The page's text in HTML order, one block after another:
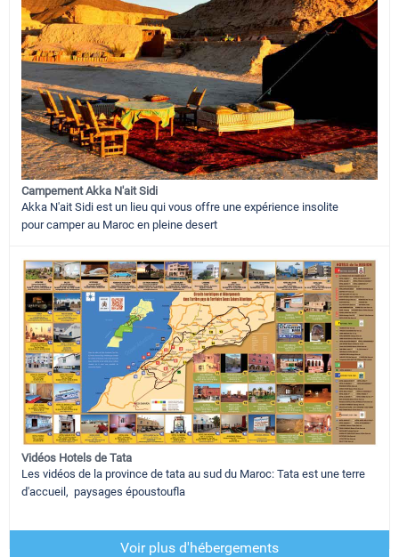
Campement Akka N'ait Sidi
Akka N'ait Sidi est un lieu qui vous offre une expérience insolite
pour camper au Maroc en pleine desert
Vidéos Hotels de Tata
Les vidéos de la province de tata au sud du Maroc: Tata est une terre
d'accueil, paysages époustoufla
Voir plus d'hébergements